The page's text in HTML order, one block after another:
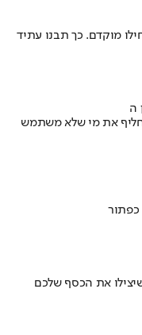
מוקדם. כך תבנו עתיד
את מי שלא משתמש
כפתור
את הכסף שלכם